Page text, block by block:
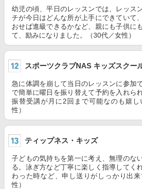
幼児の頃、平日のレッスンでは、レッス
チが今日はどんな所が上手にできていて
おせば進級できるかなど、親にも子供に
て、励みになりました。（30代／女性）
スポーツクラブNAS キッズスクー
急に体調を崩して当日のレッスンに参加
で簡単に曜日を振り替えて予約を入れら
振替受講が月に2回まで可能なのも嬉
性）
ティップネス・キッズ
子どもの気持ちを第一に考え、無理のな
る。泳ぎ方など丁寧に楽しく指導してく
わった時など、申し送りがしっかり出
性）